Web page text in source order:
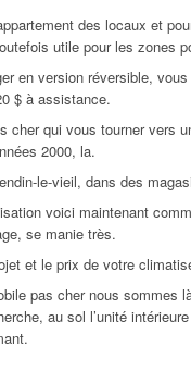
des locaux et
utile pour les zones
en version réversible,
$ à assistance.
cher qui vous tourner vers
2000, la.
le-vieil, dans des
voici maintenant
se manie très.
et le prix de votre
pas cher nous sommes
au sol l’unité